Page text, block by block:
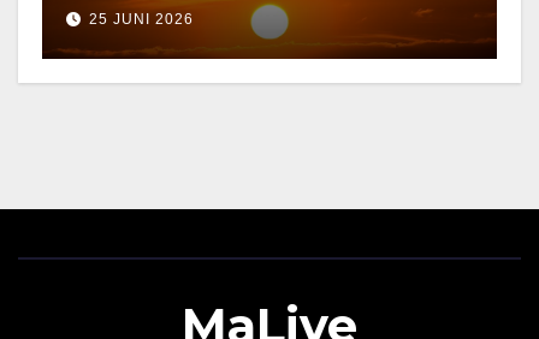
25 JUNI 2026
MaLive